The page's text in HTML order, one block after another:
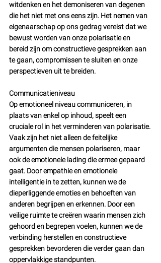
witdenken en het demoniseren van degenen
die het niet met ons eens zijn. Het nemen van
eigenaarschap op ons gedrag vereist dat we
bewust worden van onze polarisatie en
bereid zijn om constructieve gesprekken aan
te gaan, compromissen te sluiten en onze
perspectieven uit te breiden.
Communicatieniveau
Op emotioneel niveau communiceren, in
plaats van enkel op inhoud, speelt een
cruciale rol in het verminderen van polarisatie.
Vaak zijn het niet alleen de feitelijke
argumenten die mensen polariseren, maar
ook de emotionele lading die ermee gepaard
gaat. Door empathie en emotionele
intelligentie in te zetten, kunnen we de
dieperliggende emoties en behoeften van
anderen begrijpen en erkennen. Door een
veilige ruimte te creëren waarin mensen zich
gehoord en begrepen voelen, kunnen we de
verbinding herstellen en constructieve
gesprekken bevorderen die verder gaan dan
oppervlakkige standpunten.